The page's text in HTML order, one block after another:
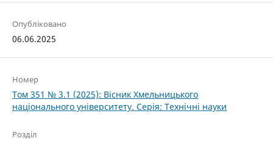
Опубліковано
06.06.2025
Номер
Том 351 № 3.1 (2025): Вісник Хмельницького
національного університету. Серія: Технічні науки
Розділ